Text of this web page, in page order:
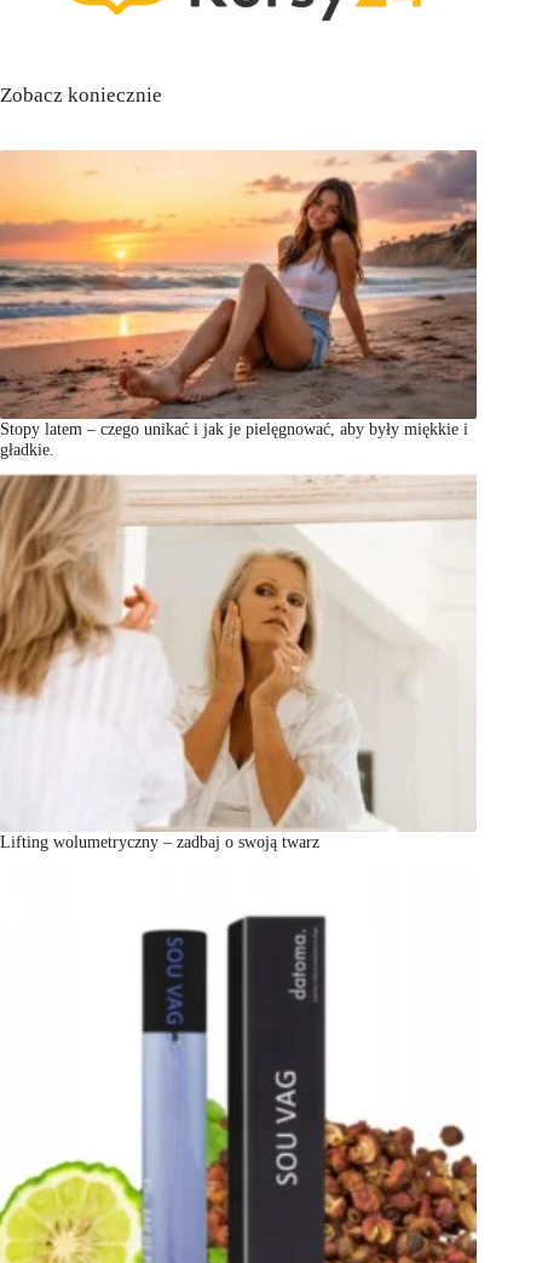
Zobacz koniecznie
Stopy latem – czego unikać i jak je pielęgnować, aby były miękkie i
gładkie.
Lifting wolumetryczny – zadbaj o swoją twarz